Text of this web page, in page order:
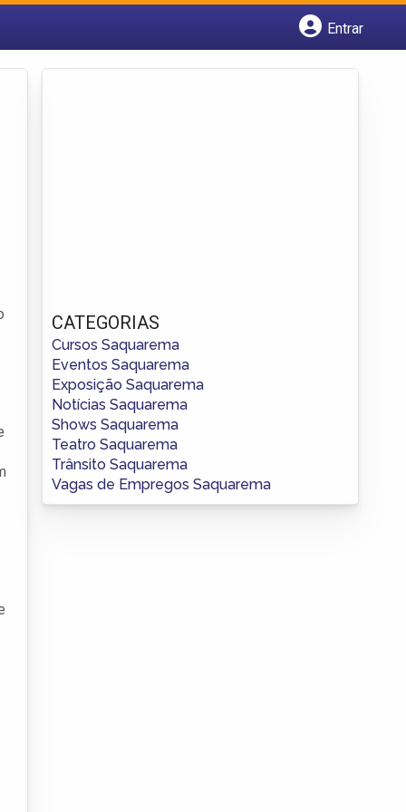
Entrar
CATEGORIAS
Cursos Saquarema
Eventos Saquarema
Exposição Saquarema
Notícias Saquarema
Shows Saquarema
Teatro Saquarema
Trânsito Saquarema
Vagas de Empregos Saquarema